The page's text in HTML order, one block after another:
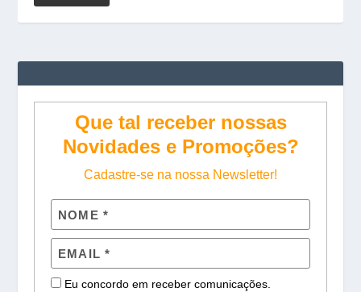
Que tal receber nossas
Novidades e Promoções?
Cadastre-se na nossa Newsletter!
Eu concordo em receber comunicações.